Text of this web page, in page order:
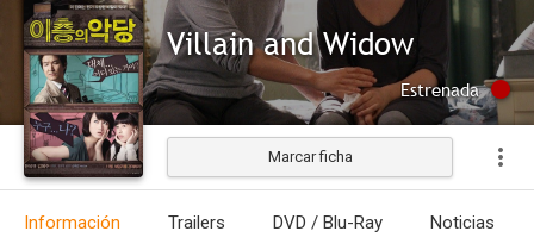
Villain and Widow
Estrenada
Marcar ficha
Información Trailers DVD / Blu-Ray Noticias